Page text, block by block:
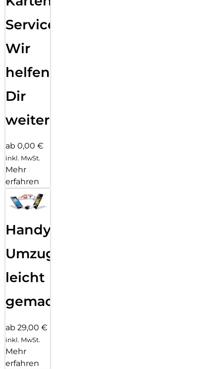
Service:
Wir
helfen
Dir
weiter
ab 0,00 €
inkl. MwSt.
Mehr
erfahren
Handy
Umzug
leicht
gemacht!
ab 29,00 €
inkl. MwSt.
Mehr
erfahren